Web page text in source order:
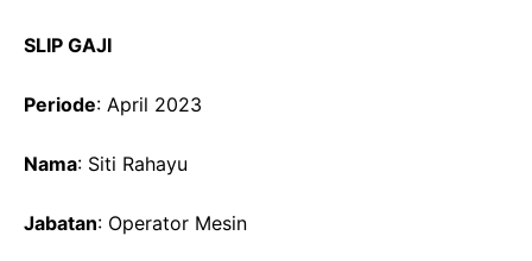
SLIP GAJI
Periode: April 2023
Nama: Siti Rahayu
Jabatan: Operator Mesin